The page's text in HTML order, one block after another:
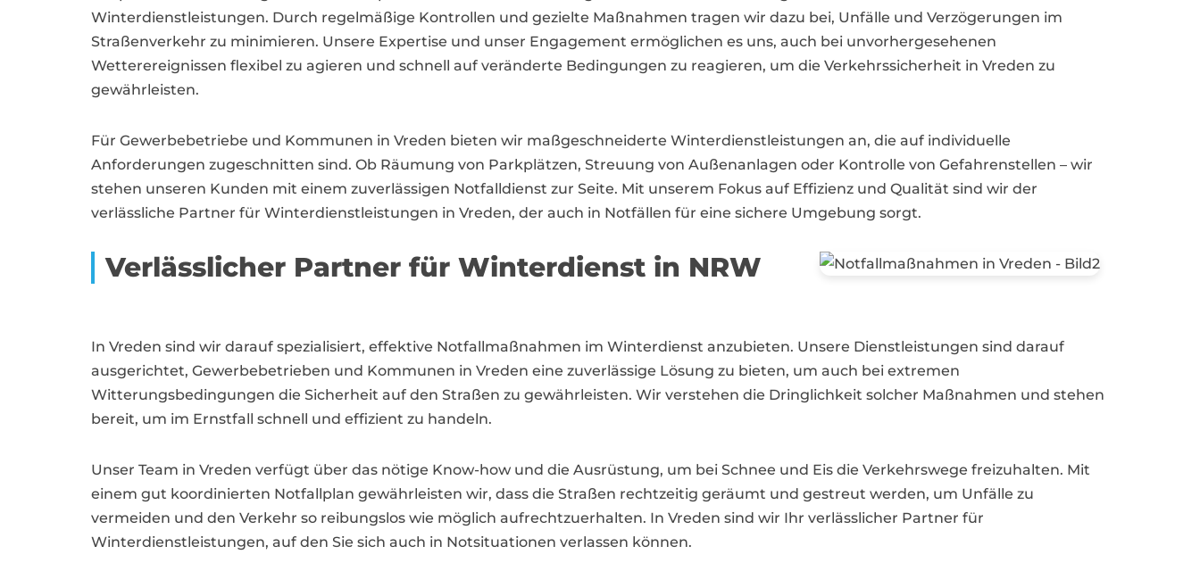
Winterdienstleistungen. Durch regelmäßige Kontrollen und gezielte Maßnahmen tragen wir dazu bei, Unfälle und Verzögerungen im
Straßenverkehr zu minimieren. Unsere Expertise und unser Engagement ermöglichen es uns, auch bei unvorhergesehenen
Wetterereignissen flexibel zu agieren und schnell auf veränderte Bedingungen zu reagieren, um die Verkehrssicherheit in Vreden zu
gewährleisten.
Für Gewerbebetriebe und Kommunen in Vreden bieten wir maßgeschneiderte Winterdienstleistungen an, die auf individuelle
Anforderungen zugeschnitten sind. Ob Räumung von Parkplätzen, Streuung von Außenanlagen oder Kontrolle von Gefahrenstellen – wir
stehen unseren Kunden mit einem zuverlässigen Notfalldienst zur Seite. Mit unserem Fokus auf Effizienz und Qualität sind wir der
verlässliche Partner für Winterdienstleistungen in Vreden, der auch in Notfällen für eine sichere Umgebung sorgt.
Verlässlicher Partner für Winterdienst in NRW
In Vreden sind wir darauf spezialisiert, effektive Notfallmaßnahmen im Winterdienst anzubieten. Unsere Dienstleistungen sind darauf
ausgerichtet, Gewerbebetrieben und Kommunen in Vreden eine zuverlässige Lösung zu bieten, um auch bei extremen
Witterungsbedingungen die Sicherheit auf den Straßen zu gewährleisten. Wir verstehen die Dringlichkeit solcher Maßnahmen und stehen
bereit, um im Ernstfall schnell und effizient zu handeln.
Unser Team in Vreden verfügt über das nötige Know-how und die Ausrüstung, um bei Schnee und Eis die Verkehrswege freizuhalten. Mit
einem gut koordinierten Notfallplan gewährleisten wir, dass die Straßen rechtzeitig geräumt und gestreut werden, um Unfälle zu
vermeiden und den Verkehr so reibungslos wie möglich aufrechtzuerhalten. In Vreden sind wir Ihr verlässlicher Partner für
Winterdienstleistungen, auf den Sie sich auch in Notsituationen verlassen können.